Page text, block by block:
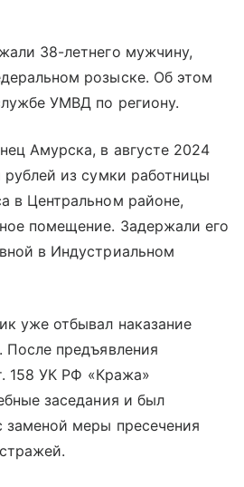
38-летнего мужчину,
розыске. Об этом
УМВД по региону.
Амурска, в августе 2024
рублей из сумки работницы
в Центральном районе,
помещение. Задержали его
в Индустриальном
уже отбывал наказание
предъявления
158 УК РФ «Кража»
заседания и был
заменой меры пресечения